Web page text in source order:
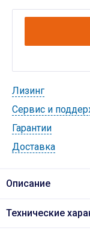
Лизинг
Cервис и
Гарантии
Доставка
Описание
Технические